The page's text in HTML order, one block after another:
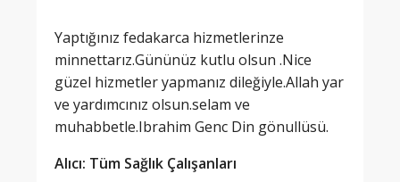
Yaptığınız fedakarca hizmetlerinze
minnettarız.Gününüz kutlu olsun .Nice
güzel hizmetler yapmanız dileğiyle.Allah yar
ve yardımcınız olsun.selam ve
muhabbetle.Ibrahim Genc Din gönullüsü.
Alıcı: Tüm Sağlık Çalışanları